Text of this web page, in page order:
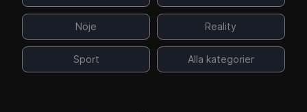
Nöje Reality
Sport Alla kategorier